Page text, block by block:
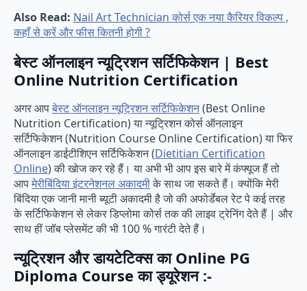
Also Read: Nail Art Technician कोर्स एक नया कैरियर विकल्प ,
कहाँ से करें और फीस कितनी होगी ?
बेस्ट ऑनलाइन न्यूट्रिशन सर्टिफिकेशन | Best
Online Nutrition Certification
अगर आपबेस्ट ऑनलाइन न्यूट्रिशन सर्टिफिकेशन(Best Online
Nutrition Certification) या न्यूट्रिशन कोर्स ऑनलाइन
सर्टिफिकेशन (Nutrition Course Online Certification) या फिर
ऑनलाइन डाईटीशिएन सर्टिफिकेशन (Dietitian Certification
Online) की खोज कर रहे हैं। या अभी भी आप इस बारे में कंफ्यूज हैं तो
आपमेरीबिंदिया इंटरनेशनल अकादमीके साथ जा सकते हैं। क्योंकि मेरी
बिंदिया एक जानी मानी ब्यूटी अकादमी है जो की अफोर्डेबल रेट पे कई तरह
के सर्टिफिकेशन से लेकर डिप्लोमा कोर्स तक की लाइव ट्रेनिंग देते हैं | और
साथ हीं जॉब प्लेसमेंट की भी 100 % गारंटी देते हैं।
न्यूट्रिशन और डायटेटिक्स का Online PG
Diploma Course का ड्यूरेशन :-